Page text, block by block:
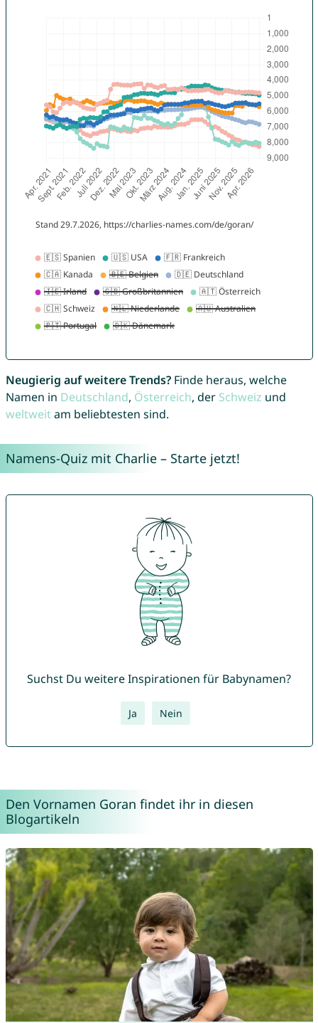
Neugierig auf weitere Trends?Finde heraus, welche
Namen in Deutschland, Österreich, der Schweiz und
weltweitam beliebtesten sind.
Namens-Quiz mit Charlie – Starte jetzt!
Suchst Du weitere Inspirationen für Babynamen?
Ja Nein
Den Vornamen Goran findet ihr in diesen
Blogartikeln